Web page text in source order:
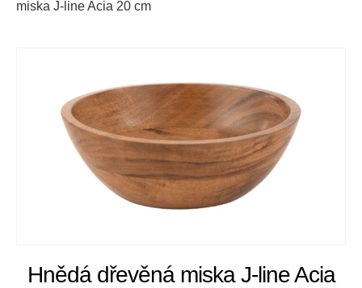
miska J-line Acia 20 cm
Hnědá dřevěná miska J-line Acia